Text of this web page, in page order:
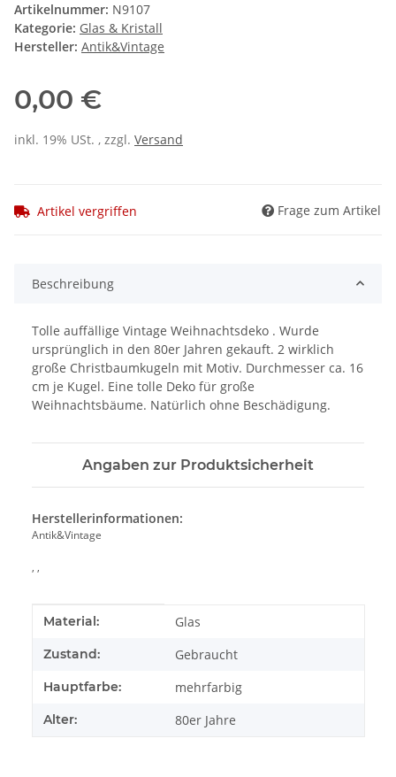
Artikelnummer: N9107
Kategorie: Glas & Kristall
Hersteller: Antik&Vintage
0,00 €
inkl. 19% USt. , zzgl. Versand
Artikel vergriffen Frage zum Artikel
Beschreibung
Tolle auffällige Vintage Weihnachtsdeko . Wurde
ursprünglich in den 80er Jahren gekauft. 2 wirklich
große Christbaumkugeln mit Motiv. Durchmesser ca. 16
cm je Kugel. Eine tolle Deko für große
Weihnachtsbäume. Natürlich ohne Beschädigung.
Angaben zur Produktsicherheit
Herstellerinformationen:
Antik&Vintage
, ,
Produkteigenschaft
Wert
Material: Glas
Zustand: Gebraucht
Hauptfarbe: mehrfarbig
Alter: 80er Jahre